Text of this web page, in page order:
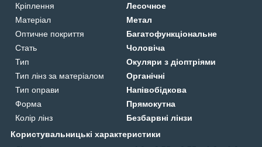
Кріплення
Лесочное
Матеріал
Метал
Оптичне покриття
Багатофункціональне
Стать
Чоловіча
Тип
Окуляри з діоптріями
Тип лінз за матеріалом
Органічні
Тип оправи
Напівобідкова
Форма
Прямокутна
Колір лінз
Безбарвні лінзи
Користувальницькі характеристики